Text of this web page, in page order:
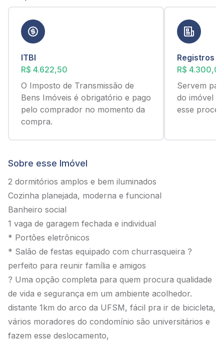
ITBI
R$ 4.622,50
O Imposto de Transmissão de
Bens Imóveis é obrigatório e pago
pelo comprador no momento da
compra.
Registros
R$
Servem
do imóvel
esse
Sobre esse Imóvel
2 dormitórios amplos e bem iluminados
Cozinha planejada, moderna e funcional
Banheiro social
1 vaga de garagem fechada e individual
* Portões eletrônicos
* Salão de festas equipado com churrasqueira ?
perfeito para reunir família e amigos
? Uma opção completa para quem procura qualidade
de vida e segurança em um ambiente acolhedor.
distante 1km do arco da UFSM, fácil pra ir de bicicleta,
vários moradores do condomínio são universitários e
fazem esse deslocamento,